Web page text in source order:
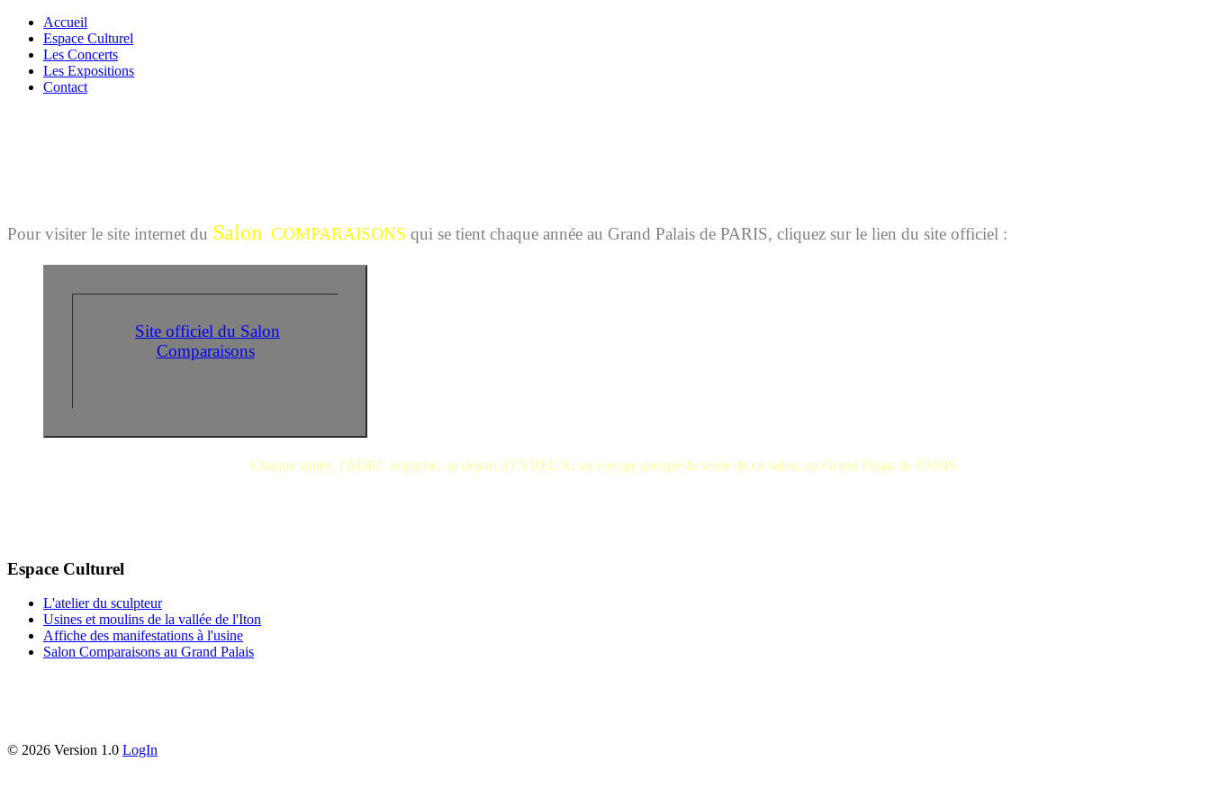
Accueil
Espace Culturel
Les Concerts
Les Expositions
Contact
Pour visiter le site internet du Salon COMPARAISONS qui se tient chaque année au Grand Palais de PARIS, cliquez sur le lien du site officiel :
Site officiel du Salon
Comparaisons
Chaque année, l'ADEC organise, au départ d'EVREUX, un voyage groupé de visite de ce salon, au Grand Palais de PARIS.
Espace Culturel
L'atelier du sculpteur
Usines et moulins de la vallée de l'Iton
Affiche des manifestations à l'usine
Salon Comparaisons au Grand Palais
© 2026 Version 1.0 LogIn